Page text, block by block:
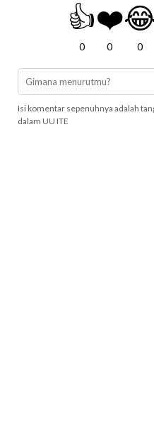
👍
0
❤️
0 0
Isi komentar sepenuhnya adalah
dalam UU ITE